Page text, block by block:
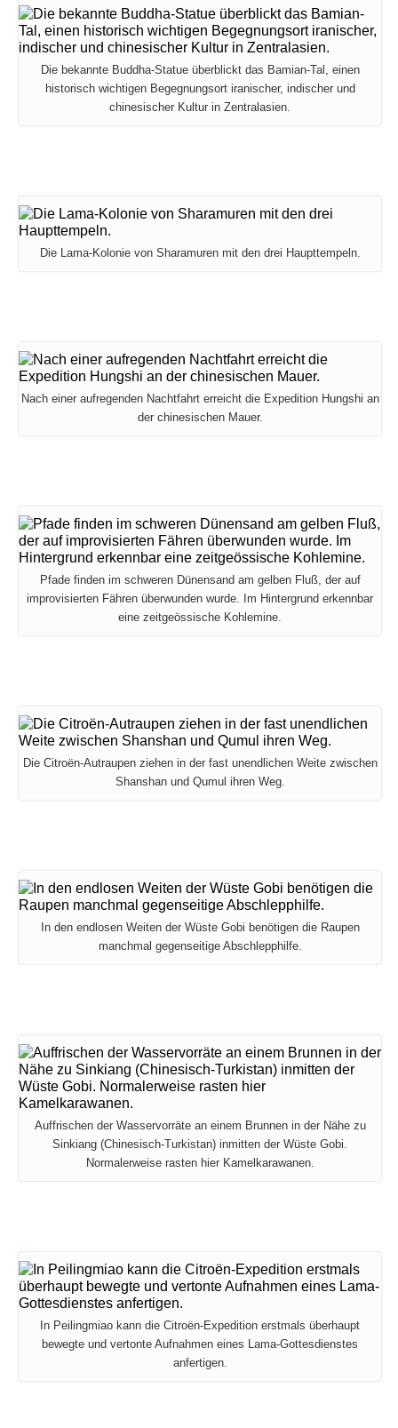
Die bekannte Buddha-Statue überblickt das Bamian-Tal, einen
historisch wichtigen Begegnungsort iranischer, indischer und
chinesischer Kultur in Zentralasien.
Die Lama-Kolonie von Sharamuren mit den drei Haupttempeln.
Nach einer aufregenden Nachtfahrt erreicht die Expedition Hungshi an
der chinesischen Mauer.
Pfade finden im schweren Dünensand am gelben Fluß, der auf
improvisierten Fähren überwunden wurde. Im Hintergrund erkennbar
eine zeitgeössische Kohlemine.
Die Citroën-Autraupen ziehen in der fast unendlichen Weite zwischen
Shanshan und Qumul ihren Weg.
In den endlosen Weiten der Wüste Gobi benötigen die Raupen
manchmal gegenseitige Abschlepphilfe.
Auffrischen der Wasservorräte an einem Brunnen in der Nähe zu
Sinkiang (Chinesisch-Turkistan) inmitten der Wüste Gobi.
Normalerweise rasten hier Kamelkarawanen.
In Peilingmiao kann die Citroën-Expedition erstmals überhaupt
bewegte und vertonte Aufnahmen eines Lama-Gottesdienstes
anfertigen.